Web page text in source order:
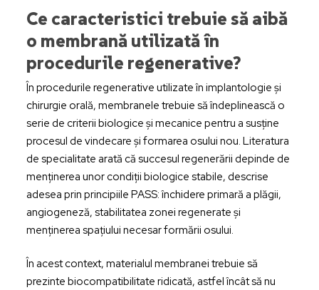
Ce caracteristici trebuie să aibă
o membrană utilizată în
procedurile regenerative?
În procedurile regenerative utilizate în implantologie și
chirurgie orală, membranele trebuie să îndeplinească o
serie de criterii biologice și mecanice pentru a susține
procesul de vindecare și formarea osului nou. Literatura
de specialitate arată că succesul regenerării depinde de
menținerea unor condiții biologice stabile, descrise
adesea prin principiile PASS: închidere primară a plăgii,
angiogeneză, stabilitatea zonei regenerate și
menținerea spațiului necesar formării osului.
În acest context, materialul membranei trebuie să
prezinte biocompatibilitate ridicată, astfel încât să nu